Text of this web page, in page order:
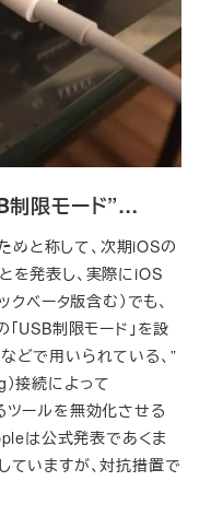
限モード”…
めと称して、次期iOSの
を発表し、実際にiOS
ベータ版含む）でも、
USB制限モード」を設
どで用いられている、”
接続によって
ールを無効化させる
は公式発表であくま
ていますが、対抗措置で